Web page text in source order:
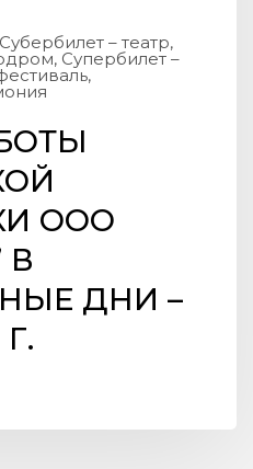
Субербилет – театр,
, Супербилет –
,
ООО
В
ДНИ –